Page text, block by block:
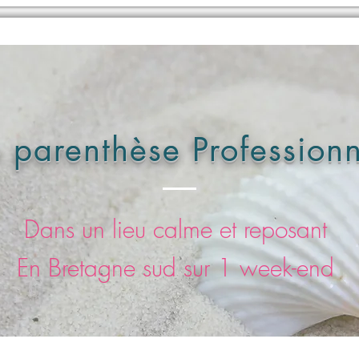
parenthèse
Dans un lieu calme et reposant
En Bretagne sud sur 1 week-end